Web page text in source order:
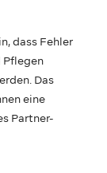
dass Fehler
Pflegen
Das
eine
Partner-